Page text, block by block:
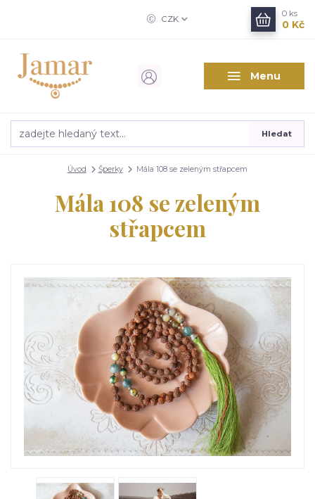
Menu
CZK
Hledat
0 ks
0 Kč
Úvod Šperky Mála 108 se zeleným střapcem
Mála 108 se zeleným
střapcem